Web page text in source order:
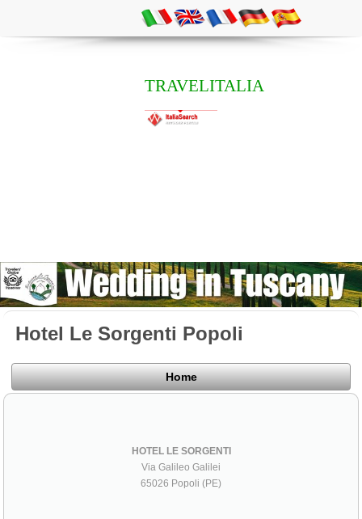
TRAVELITALIA
Hotel Le Sorgenti Popoli
Home
HOTEL LE SORGENTI
Via Galileo Galilei
65026 Popoli (PE)